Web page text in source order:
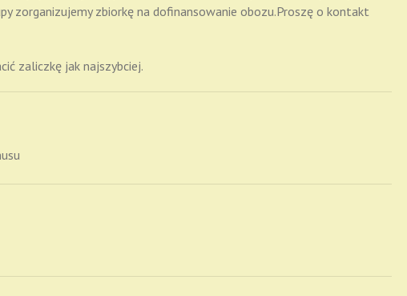
zorganizujemy zbiorkę na dofinansowanie obozu.Proszę o kontakt
zaliczkę jak najszybciej.